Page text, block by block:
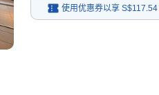
使用优惠券以享 S$117.54